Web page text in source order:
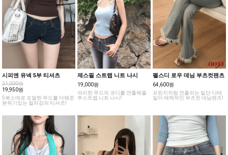
시피엔 유넥 5부 티셔츠
21,000원
19,950원
5북소매로 포멀한 무드를 더해준
제스필 스트랩 니트 나시
19,000원
여리한 무드의 코디를 연출해줄
펠스디 로우 데님 부츠컷팬츠
64,600원
프린지처럼 연출되는 밑단 디테